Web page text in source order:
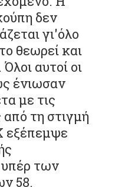
δεν
γι'όλο
θεωρεί και
αυτοί οι
ένιωσαν
με τις
από τη στιγμή
εξέπεμψε
υπέρ των
58.